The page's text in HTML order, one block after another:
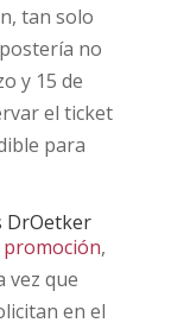
tan solo
no
y 15 de
el ticket
para
DrOetker
,
vez que
en el